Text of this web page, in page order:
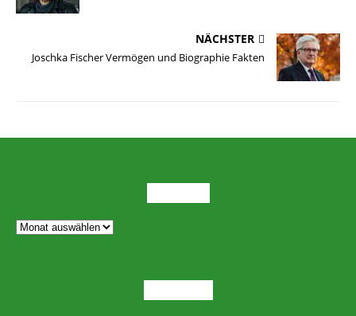
NÄCHSTER
Joschka Fischer Vermögen und Biographie Fakten